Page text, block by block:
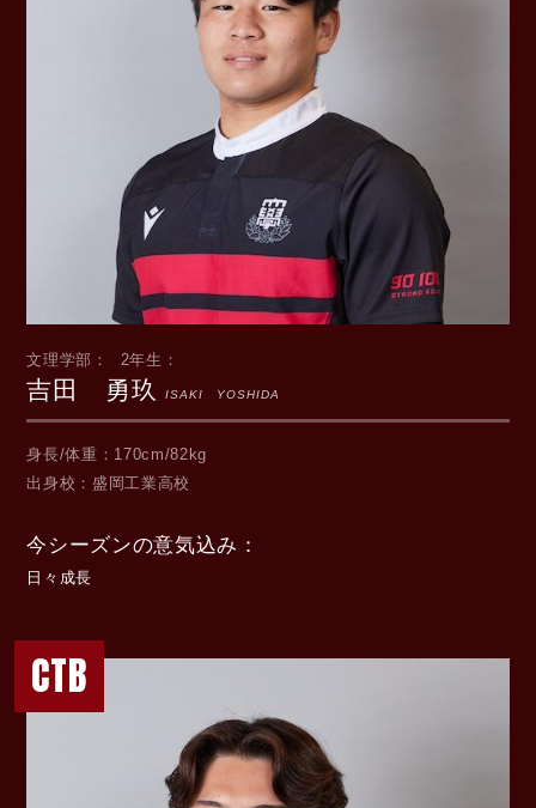
文理学部 2年生
吉田 勇玖 ISAKI YOSHIDA
身長/体重
170cm/82kg
出身校
盛岡工業高校
今シーズンの意気込み
日々成長
CTB